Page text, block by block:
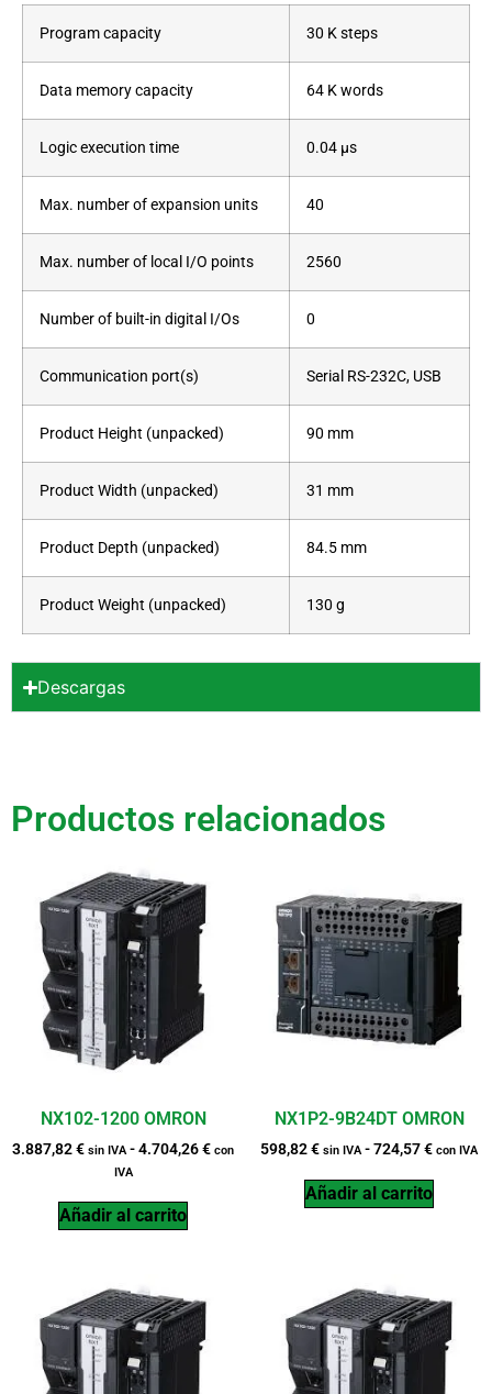
Program capacity 30 K steps
Data memory capacity 64 K words
Logic execution time 0.04 µs
Max. number of expansion units 40
Max. number of local I/O points 2560
Number of built-in digital I/Os 0
Communication port(s) Serial RS-232C, USB
Product Height (unpacked) 90 mm
Product Width (unpacked) 31 mm
Product Depth (unpacked) 84.5 mm
Product Weight (unpacked) 130 g
Descargas
Productos relacionados
NX102-1200 OMRON
3.887,82€ sin IVA-4.704,26€ con
IVA
Añadir al carrito
NX1P2-9B24DT OMRON
598,82€ sin IVA-724,57€ con IVA
Añadir al carrito